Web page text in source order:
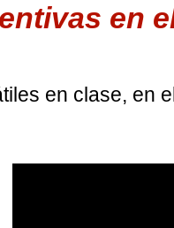
en
en clase, en